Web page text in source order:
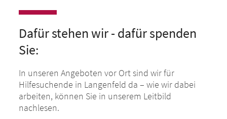
Dafür stehen wir - dafür spenden
Sie:
In unseren Angeboten vor Ort sind wir für
Hilfesuchende in Langenfeld da – wie wir dabei
arbeiten, können Sie in unserem Leitbild
nachlesen.